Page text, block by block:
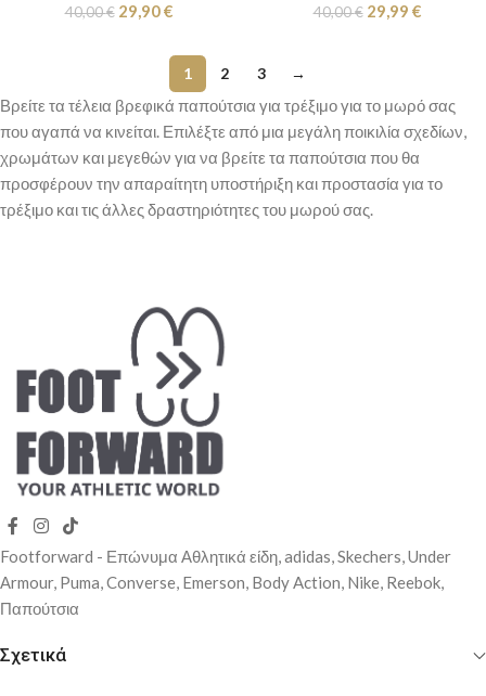
40,00€ 29,90€ 40,00€ 29,99 €
1 2 3 →
Βρείτε τα τέλεια βρεφικά παπούτσια για τρέξιμο για το μωρό σας
που αγαπά να κινείται. Επιλέξτε από μια μεγάλη ποικιλία σχεδίων,
χρωμάτων και μεγεθών για να βρείτε τα παπούτσια που θα
προσφέρουν την απαραίτητη υποστήριξη και προστασία για το
τρέξιμο και τις άλλες δραστηριότητες του μωρού σας.
Footforward - Επώνυμα Αθλητικά είδη, adidas, Skechers, Under
Αrmour, Puma, Converse, Emerson, Body Action, Nike, Reebok,
Παπούτσια
Σχετικά